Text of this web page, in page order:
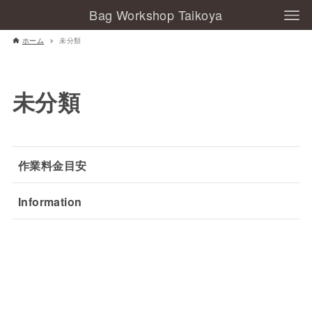
Bag Workshop Taikoya
ホーム 未分類
未分類
作業料金目安
Information